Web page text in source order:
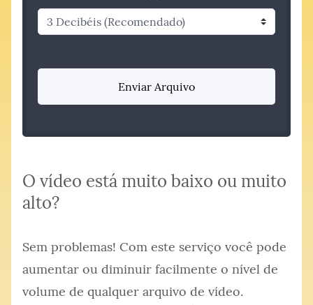
Enviar Arquivo
O vídeo está muito baixo ou muito
alto?
Sem problemas! Com este serviço você pode
aumentar ou diminuir facilmente o nível de
volume de qualquer arquivo de vídeo.